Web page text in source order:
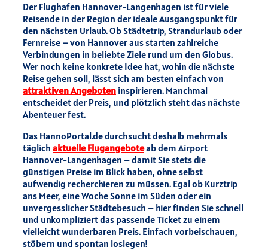
Der Flughafen Hannover-Langenhagen ist für viele
Reisende in der Region der ideale Ausgangspunkt für
den nächsten Urlaub. Ob Städtetrip, Strandurlaub oder
Fernreise – von Hannover aus starten zahlreiche
Verbindungen in beliebte Ziele rund um den Globus.
Wer noch keine konkrete Idee hat, wohin die nächste
Reise gehen soll, lässt sich am besten einfach von
attraktiven Angeboten inspirieren. Manchmal
entscheidet der Preis, und plötzlich steht das nächste
Abenteuer fest.
Das HannoPortal.de durchsucht deshalb mehrmals
täglich aktuelle Flugangeboteab dem Airport
Hannover-Langenhagen – damit Sie stets die
günstigen Preise im Blick haben, ohne selbst
aufwendig recherchieren zu müssen. Egal ob Kurztrip
ans Meer, eine Woche Sonne im Süden oder ein
unvergesslicher Städtebesuch – hier finden Sie schnell
und unkompliziert das passende Ticket zu einem
vielleicht wunderbaren Preis. Einfach vorbeischauen,
stöbern und spontan loslegen!